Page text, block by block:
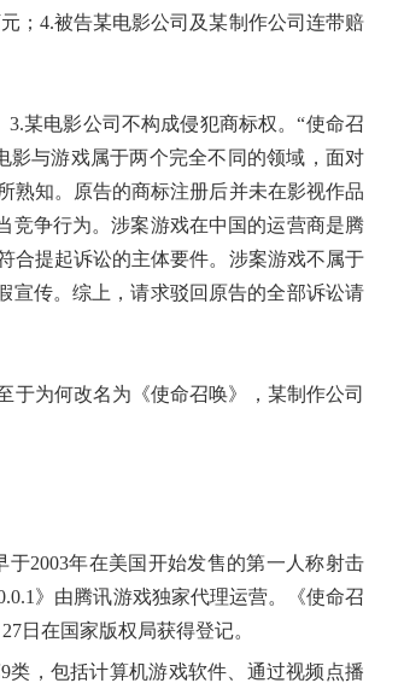
；4.被告某电影公司及某制作公司连带赔
某电影公司不构成侵犯商标权。“使命召
影与游戏属于两个完全不同的领域，面对
熟知。原告的商标注册后并未在影视作品
竞争行为。涉案游戏在中国的运营商是腾
合提起诉讼的主体要件。涉案游戏不属于
宣传。综上，请求驳回原告的全部诉讼请
于为何改名为《使命召唤》，某制作公司
2003年在美国开始发售的第一人称射击
》由腾讯游戏独家代理运营。《使命召
日在国家版权局获得登记。
类，包括计算机游戏软件、通过视频点播